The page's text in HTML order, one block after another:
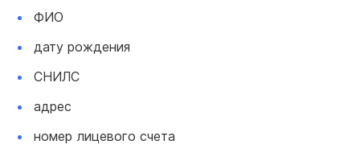
ФИО
дату рождения
СНИЛС
адрес
номер лицевого счета